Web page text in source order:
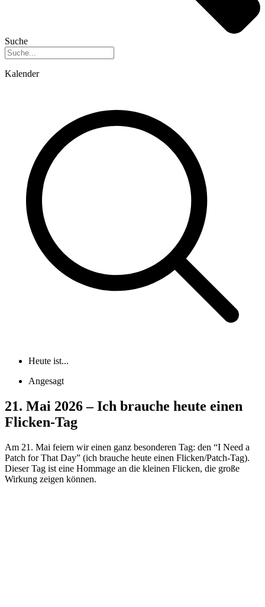
Suche
Kalender
Heute ist...
Angesagt
21. Mai 2026 – Ich brauche heute einen
Flicken-Tag
Am 21. Mai feiern wir einen ganz besonderen Tag: den “I Need a
Patch for That Day” (ich brauche heute einen Flicken/Patch-Tag).
Dieser Tag ist eine Hommage an die kleinen Flicken, die große
Wirkung zeigen können.